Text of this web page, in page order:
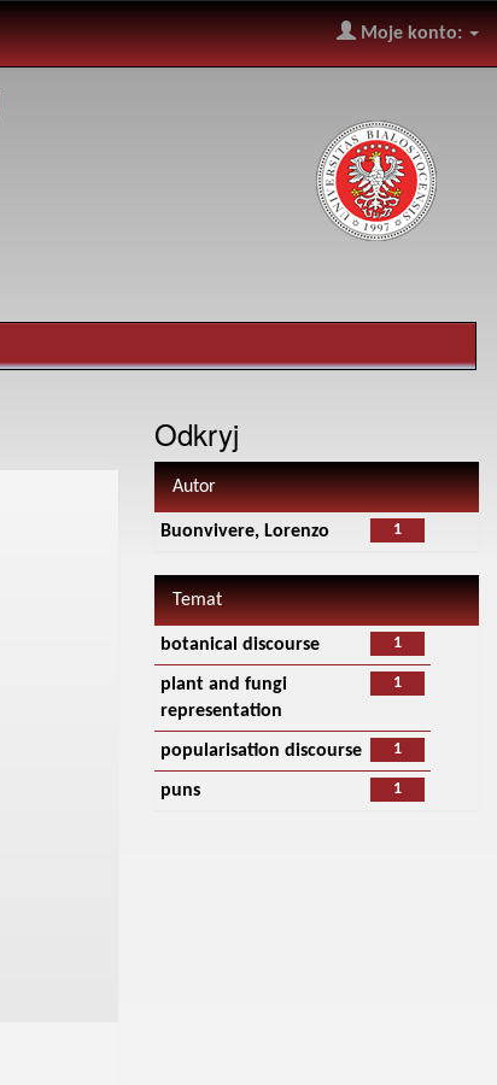
Moje konto:
Odkryj
Autor
1
Buonvivere, Lorenzo
Temat
1
botanical discourse
1
plant and fungi
representation
1
popularisation discourse
1
puns